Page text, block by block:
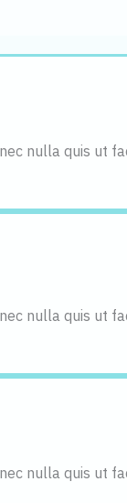
nulla quis ut
nulla quis ut
nulla quis ut